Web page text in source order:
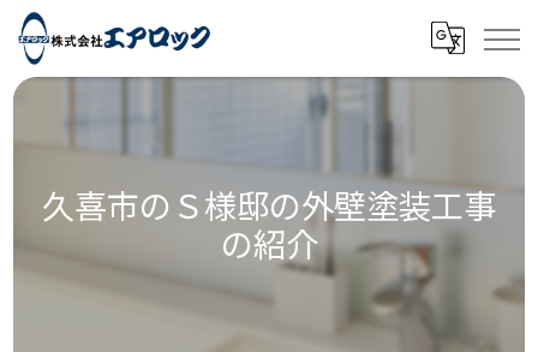
久喜市のＳ様邸の外壁塗装工事
の紹介